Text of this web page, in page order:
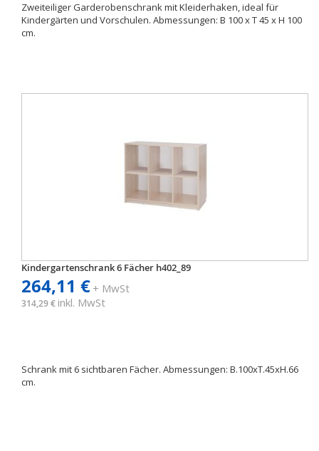
Zweiteiliger Garderobenschrank mit Kleiderhaken, ideal für
Kindergärten und Vorschulen. Abmessungen: B 100 x T 45 x H 100
cm.
Kindergartenschrank 6 Fächer h402_89
264,11 €+ MwSt
314,29 € inkl. MwSt
Schrank mit 6 sichtbaren Fächer. Abmessungen: B.100xT.45xH.66
cm.